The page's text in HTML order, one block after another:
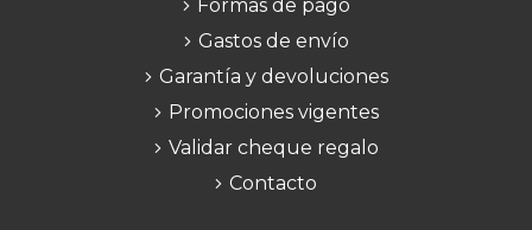
Formas de pago
Gastos de envío
Garantía y devoluciones
Promociones vigentes
Validar cheque regalo
Contacto